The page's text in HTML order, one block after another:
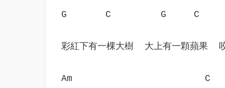
G       C         G     C
彩紅下有一棵大樹  大上有一顆蘋果
Am                        C